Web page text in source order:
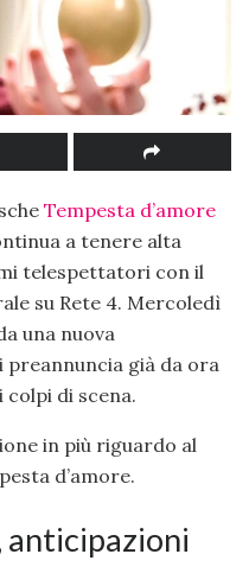
Tempesta d’amore
a tenere alta
telespettatori con il
su Rete 4. Mercoledì
una nuova
preannuncia già da ora
di scena.
in più riguardo al
d’amore.
anticipazioni